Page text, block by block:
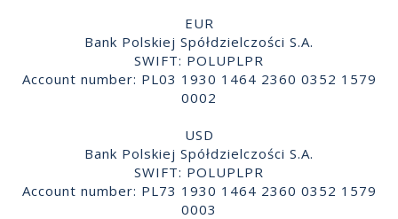
EUR
Bank Polskiej Spółdzielczości S.A.
SWIFT: POLUPLPR
Account number: PL03 1930 1464 2360 0352 1579
0002
USD
Bank Polskiej Spółdzielczości S.A.
SWIFT: POLUPLPR
Account number: PL73 1930 1464 2360 0352 1579
0003